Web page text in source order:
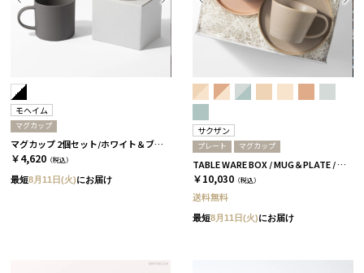
モヘイム
マグカップ
マグカップ 2個セット/ホワイト＆ブラック［モヘイム］
￥4,620 （税込）
最短8月11日(火)にお届け
サクザン
プレート マグカップ
TABLE WARE BOX / MUG＆PLATE / グレージュ＆コーラルベージュ［サクザン×HYACCA］
￥10,030 （税込）
送料無料
最短8月11日(火)にお届け